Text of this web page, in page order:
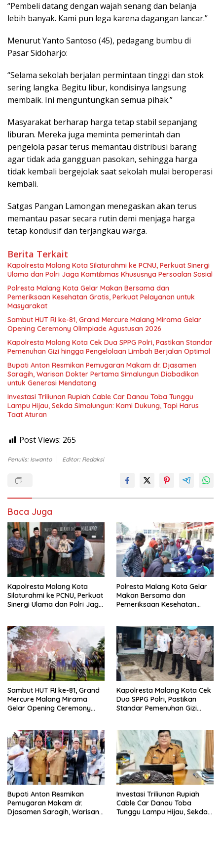
“Pembeli datang dengan wajah senang dan belanja
lebih banyak. Kami pun lega karena dagangan lancar.”
Menurut Yanto Santoso (45), pedagang bumbu di
Pasar Sidoharjo:
“Selama sekolah berjalan permintaan tinggi dan stok
sering langka. Begitu libur, kondisinya langsung
membaik. Ini menguntungkan semua pihak.”
Masyarakat berharap harga tetap stabil sepanjang
liburan. Mereka juga meminta pemerintah dan
pengelola pasar terus memantau distribusi barang
agar tidak ada gangguan pasokan, sehingga harga
tidak kembali bergejolak saat sekolah mulai beroperasi
kembali.
Satgas Pangan Lamongan menegaskan akan terus
memantau pasar secara rutin demi menjaga harga
tetap kondusif dan terjangkau warga.
Berita Terkait
Kapolresta Malang Kota Silaturahmi ke PCNU, Perkuat Sinergi
Ulama dan Polri Jaga Kamtibmas Khususnya Persoalan Sosial
Polresta Malang Kota Gelar Makan Bersama dan
Pemeriksaan Kesehatan Gratis, Perkuat Pelayanan untuk
Masyarakat
Sambut HUT RI ke-81, Grand Mercure Malang Mirama Gelar
Opening Ceremony Olimpiade Agustusan 2026
Kapolresta Malang Kota Cek Dua SPPG Polri, Pastikan Standar
Pemenuhan Gizi hingga Pengelolaan Limbah Berjalan Optimal
Bupati Anton Resmikan Pemugaran Makam dr. Djasamen
Saragih, Warisan Dokter Pertama Simalungun Diabadikan
untuk Generasi Mendatang
Investasi Triliunan Rupiah Cable Car Danau Toba Tunggu
Lampu Hijau, Sekda Simalungun: Kami Dukung, Tapi Harus
Taat Aturan
Post Views: 265
Penulis: Iswanto Editor: Redaksi
Baca Juga
Kapolresta Malang Kota
Silaturahmi ke PCNU, Perkuat
Sinergi Ulama dan Polri Jaga
Polresta Malang Kota Gelar
Makan Bersama dan
Pemeriksaan Kesehatan
Sambut HUT RI ke-81, Grand
Mercure Malang Mirama
Gelar Opening Ceremony
Kapolresta Malang Kota Cek
Dua SPPG Polri, Pastikan
Standar Pemenuhan Gizi
Bupati Anton Resmikan
Pemugaran Makam dr.
Djasamen Saragih, Warisan
Investasi Triliunan Rupiah
Cable Car Danau Toba
Tunggu Lampu Hijau, Sekda